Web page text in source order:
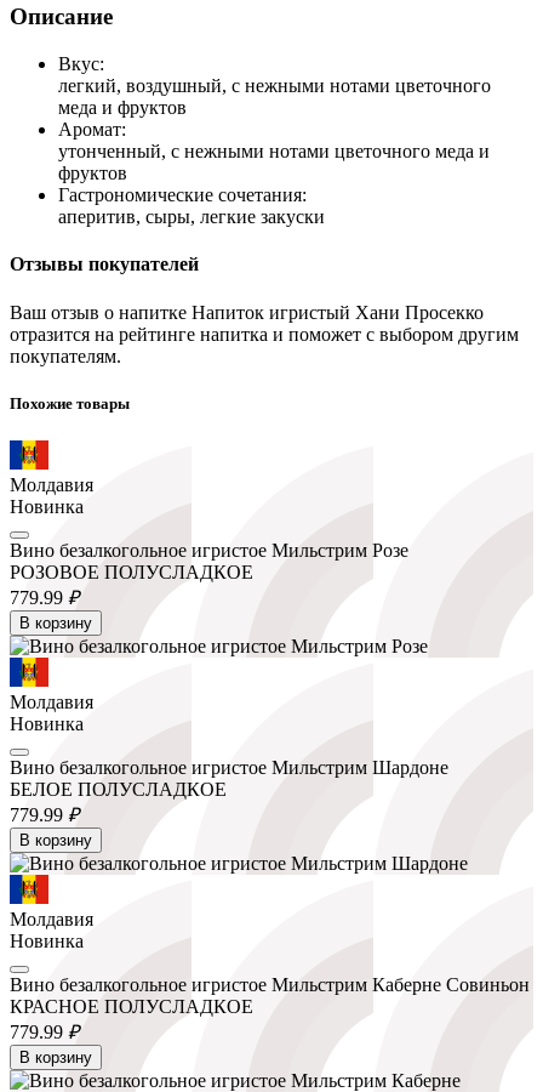
Описание
Вкус:
легкий, воздушный, с нежными нотами цветочного
меда и фруктов
Аромат:
утонченный, с нежными нотами цветочного меда и
фруктов
Гастрономические сочетания:
аперитив, сыры, легкие закуски
Отзывы покупателей
Ваш отзыв о напитке Напиток игристый Хани Просекко
отразится на рейтинге напитка и поможет с выбором другим
покупателям.
Похожие товары
Молдавия
Новинка
Вино безалкогольное игристое Мильстрим Розе
РОЗОВОЕ ПОЛУСЛАДКОЕ
779.99 ₽
В корзину
Молдавия
Новинка
Вино безалкогольное игристое Мильстрим Шардоне
БЕЛОЕ ПОЛУСЛАДКОЕ
779.99 ₽
В корзину
Молдавия
Новинка
Вино безалкогольное игристое Мильстрим Каберне Совиньон
КРАСНОЕ ПОЛУСЛАДКОЕ
779.99 ₽
В корзину